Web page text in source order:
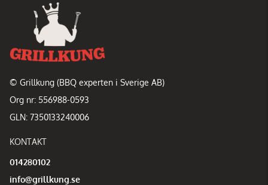
© Grillkung (BBQ experten i Sverige AB)
Org nr: 556988-0593
GLN: 7350133240006
KONTAKT
014280102
info@grillkung.se